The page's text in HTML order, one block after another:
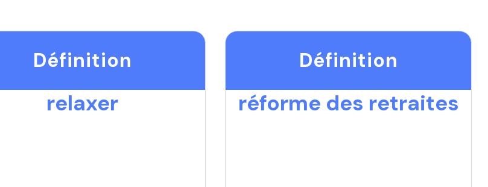
Définition
relaxer
Définition
réforme des retraites